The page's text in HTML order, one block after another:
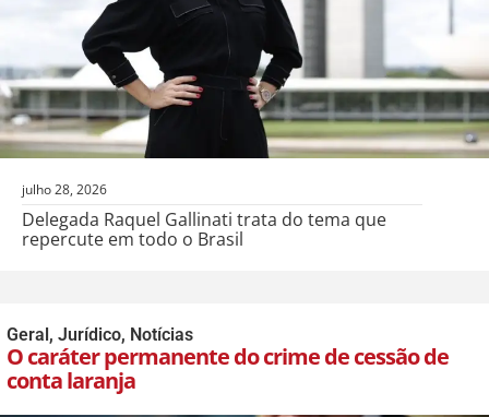
julho 28, 2026
Delegada Raquel Gallinati trata do tema que
repercute em todo o Brasil
Geral, Jurídico, Notícias
O caráter permanente do crime de cessão de
conta laranja